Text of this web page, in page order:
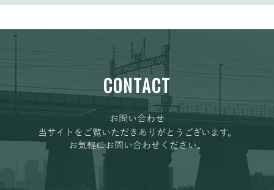
CONTACT
お問い合わせ
当サイトをご覧いただきありがとうございます。
お気軽にお問い合わせください。